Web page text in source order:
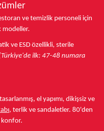
ve temizlik personeli için
modeller.
ve ESD özellikli, sterile
ilk: 47-48 numara
el yapımı, dikişsiz ve
, terlik ve sandaletler. 80'den
konfor.